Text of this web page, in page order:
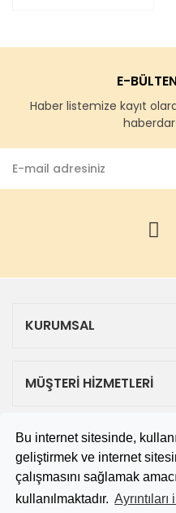
Bu internet sitesinde,
geliştirmek ve internet
çalışmasını sağlamak
kullanılmaktadır.
E-
Haber listemize kayıt
KURUMSAL
MÜŞTERİ HİZMETLERİ
ALIŞVERİŞ